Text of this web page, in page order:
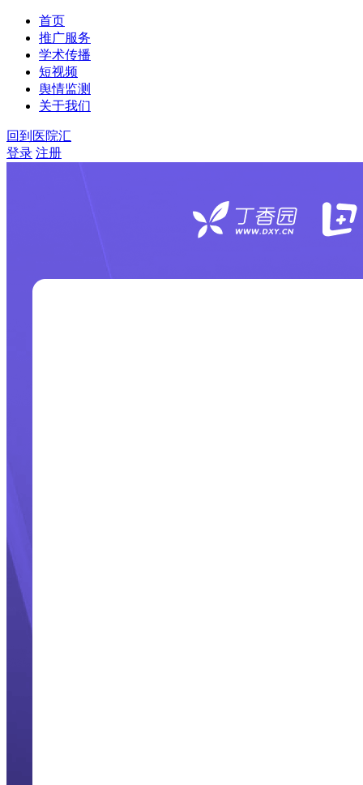
首页
推广服务
学术传播
短视频
舆情监测
关于我们
回到医院汇
登录 注册